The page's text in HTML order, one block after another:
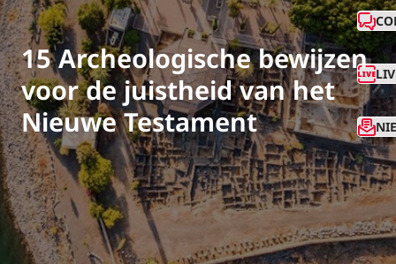
15 Archeologische bewijzen
voor de juistheid van het
Nieuwe Testament